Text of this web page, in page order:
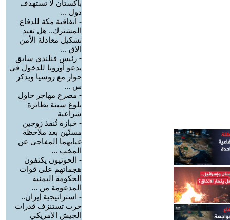
باكستان لا تستهدف
دول ...
- اتفاقية مكة للدفاع
المشترك.. هل تعيد
تشكيل معادلة الأمن
الإق ...
- رئيس فنلندي سابق
يدعو أوروبا للدخول في
حوار مع روسيا ويذكر
س ...
- مصرع مهاجر حاول
بلوغ سبتة بطائرة
شراعية
- خبازة تُنقذ زوجين
مسنّين بعد ملاحظة
غيابهما المفاجئ عن
المخب ...
- الحوثيون يكثفون
هجماتهم على قوات
الحكومة اليمنية
المدعومة من ...
- استراتيجية إيران..
حرب تستنزف قدرات
الجيش الأمريكي